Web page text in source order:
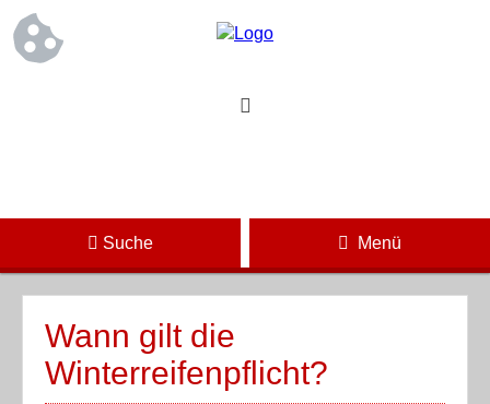
Suche Menü
Wann gilt die
Winterreifenpflicht?